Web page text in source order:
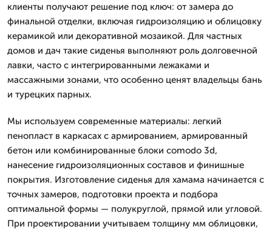
клиенты получают решение под ключ: от замера до
финальной отделки, включая гидроизоляцию и облицовку
керамикой или декоративной мозаикой. Для частных
домов и дач такие сиденья выполняют роль долговечной
лавки, часто с интегрированными лежаками и
массажными зонами, что особенно ценят владельцы бань
и турецких парных.
Мы используем современные материалы: легкий
пенопласт в каркасах с армированием, армированный
бетон или комбинированные блоки comodo 3d,
нанесение гидроизоляционных составов и финишные
покрытия. Изготовление сиденья для хамама начинается с
точных замеров, подготовки проекта и подбора
оптимальной формы — полукруглой, прямой или угловой.
При проектировании учитываем толщину мм облицовки,